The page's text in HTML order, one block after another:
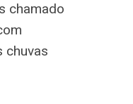
chamado
chuvas